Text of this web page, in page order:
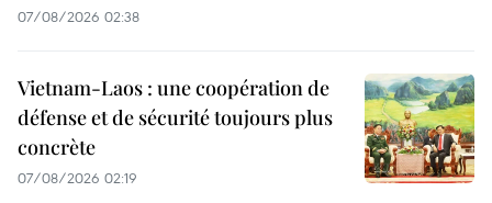
07/08/2026 02:38
Vietnam-Laos : une coopération de
défense et de sécurité toujours plus
concrète
07/08/2026 02:19